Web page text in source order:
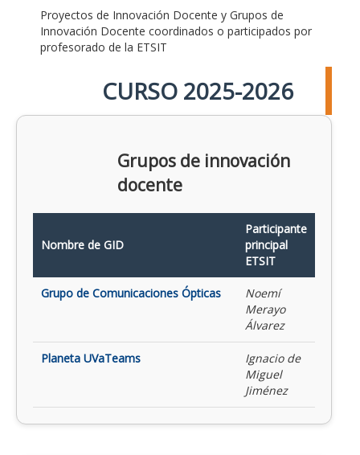
Proyectos de Innovación Docente y Grupos de
Innovación Docente coordinados o participados por
profesorado de la ETSIT
CURSO 2025-2026
Grupos de innovación
docente
Nombre de GID
Participante
principal
ETSIT
Grupo de Comunicaciones Ópticas
Noemí
Merayo
Álvarez
Planeta UVaTeams
Ignacio de
Miguel
Jiménez